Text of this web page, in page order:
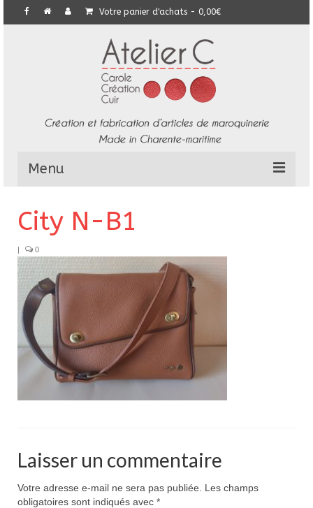
Votre panier d'achats - 0,00€
Menu
L’Atelier
Collection
Commandes particulières
E-Boutique
Pour acheter
Contact
City N-B1
| 0
Laisser un commentaire
Votre adresse e-mail ne sera pas publiée.
Les champs
obligatoires sont indiqués avec *